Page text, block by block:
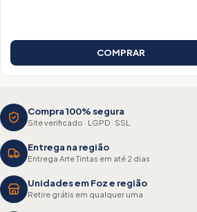
COMPRAR
Compra 100% segura
Site verificado · LGPD · SSL
Entrega na região
Entrega Arte Tintas em até 2 dias
Unidades em Foz e região
Retire grátis em qualquer uma